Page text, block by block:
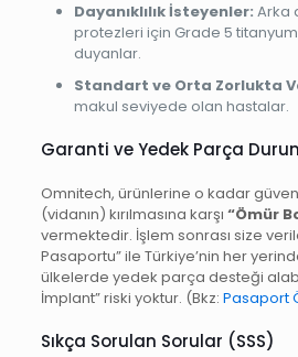
Dayanıklılık İsteyenler: Arka
protezleri için Grade 5
duyanlar.
Standart ve Orta Zorlukta
makul seviyede olan hastalar.
Garanti ve Yedek Parça
Omnitech, ürünlerine o kadar
(vidanın) kırılmasına karşı “Ömür
vermektedir. İşlem sonrası size
Pasaportu” ile Türkiye’nin her
ülkelerde yedek parça desteği
İmplant” riski yoktur. (Bkz: Pasaport
Sıkça Sorulan Sorular (SSS)